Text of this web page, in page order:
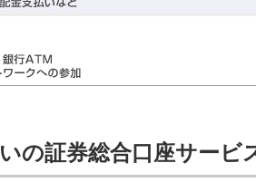
の証券総合口座サービ